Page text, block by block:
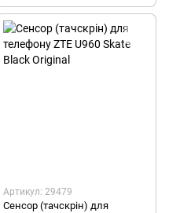
Артикул: 29479
Сенсор (тачскрін) для